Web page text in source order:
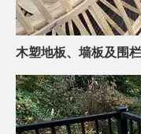
木塑地板、墙板及围